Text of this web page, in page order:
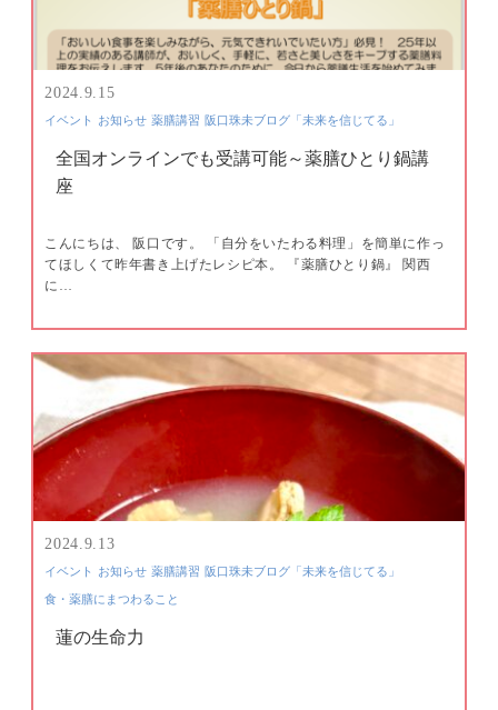
2024.9.15
イベント お知らせ 薬膳講習 阪口珠未ブログ「未来を信じてる」
全国オンラインでも受講可能～薬膳ひとり鍋講
座
こんにちは、 阪口です。 「自分をいたわる料理」を簡単に作っ
てほしくて昨年書き上げたレシピ本。 『薬膳ひとり鍋』 関西
に…
2024.9.13
イベント お知らせ 薬膳講習 阪口珠未ブログ「未来を信じてる」
食・薬膳にまつわること
蓮の生命力